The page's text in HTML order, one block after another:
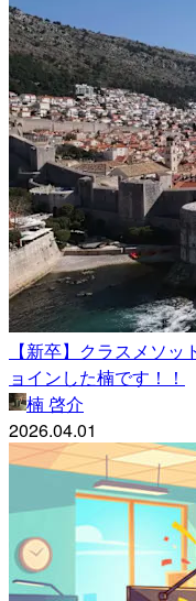
【新卒】クラスメソ
ョインした楠です！！
楠 啓介
2026.04.01